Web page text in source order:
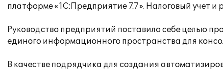
платформе «1С:Предприятие 7.7». Налоговый учет
Руководство предприятий поставило себе целью
единого информационного пространства для
В качестве подрядчика для создания